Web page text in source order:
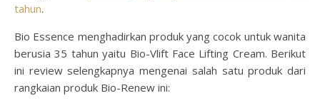
tahun.
Bio Essence menghadirkan produk yang cocok untuk wanita
berusia 35 tahun yaitu Bio-Vlift Face Lifting Cream. Berikut
ini review selengkapnya mengenai salah satu produk dari
rangkaian produk Bio-Renew ini: